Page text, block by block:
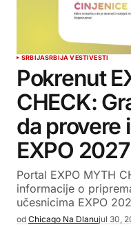
SRBIJASRBIJA VESTIVESTI
Pokrenut
CHECK:
da provere
EXPO 2027
Portal EXPO MYTH
informacije o
učesnicima EXPO
od Chicago Na Dlanujul 30,